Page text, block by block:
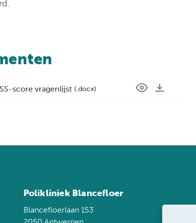
score vragenlijst (.docx)
Polikliniek Blancefloer
Blancefloerlaan 153